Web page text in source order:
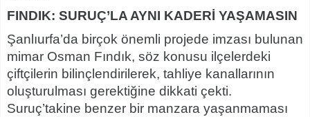
FINDIK: SURUÇ’LA AYNI KADERİ YAŞAMASIN
Şanlıurfa’da birçok önemli projede imzası bulunan
mimar Osman Fındık, söz konusu ilçelerdeki
çiftçilerin bilinçlendirilerek, tahliye kanallarının
oluşturulması gerektiğine dikkati çekti.
Suruç’takine benzer bir manzara yaşanmaması